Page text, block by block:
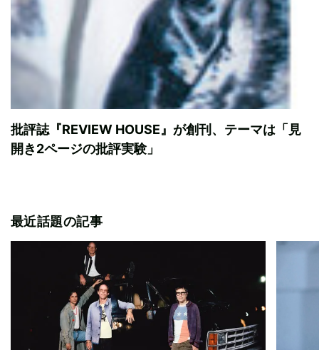
批評誌『REVIEW HOUSE』が創刊、テーマは「見
開き2ページの批評実験」
最近話題の記事